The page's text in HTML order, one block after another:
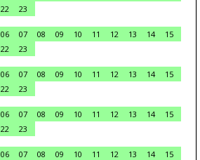
22
23
06 07 08 09 10 11 12 13 14
15
22
23
06 07 08 09 10 11 12 13 14
15
22
23
06 07 08 09 10 11 12 13 14
15
22
23
06 07 08 09 10 11 12 13 14
15